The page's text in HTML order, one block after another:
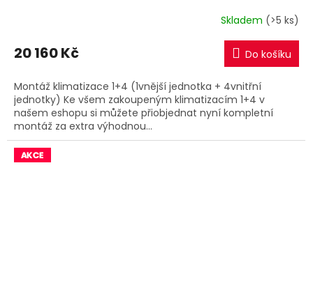
R
M
A
Skladem (>5 ks)
20 160 Kč Do košíku
Montáž klimatizace 1+4 (1vnější jednotka + 4vnitřní
jednotky) Ke všem zakoupeným klimatizacím 1+4 v
našem eshopu si můžete přiobjednat nyní kompletní
montáž za extra výhodnou...